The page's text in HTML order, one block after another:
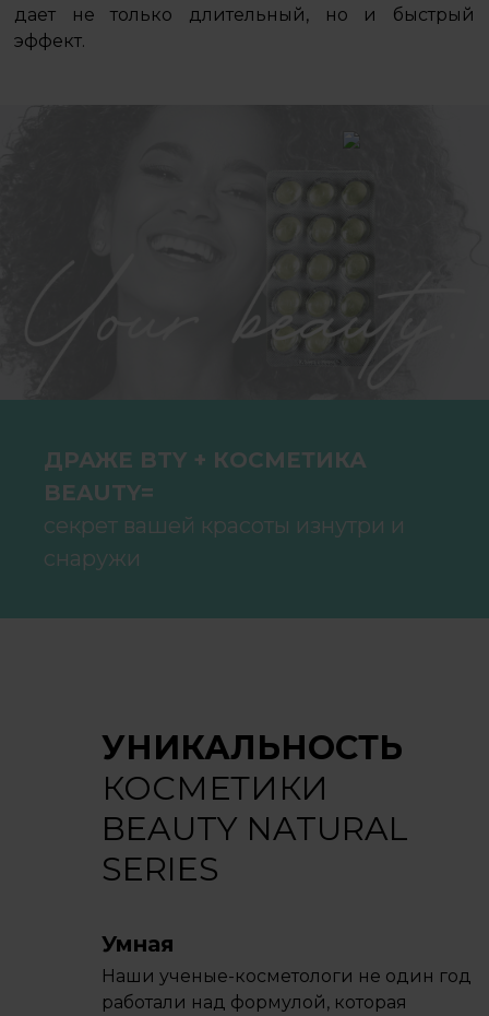
дает не только длительный, но и быстрый
эффект.
ДРАЖЕ BTY + КОСМЕТИКА
BEAUTY=
секрет вашей красоты изнутри и
снаружи
УНИКАЛЬНОСТЬ
КОСМЕТИКИ
BEAUTY NATURAL
SERIES
Умная
Наши ученые-косметологи не один год
работали над формулой, которая